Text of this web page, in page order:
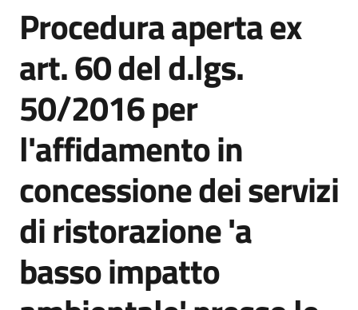
strumenti
di
Supporto
telematiche
Salta al contenuto
Procedura aperta ex
art. 60 del d.lgs.
50/2016 per
l'affidamento in
concessione dei servizi
di ristorazione 'a
basso impatto